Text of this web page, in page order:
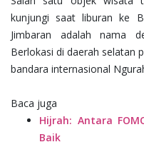
kunjungi saat liburan ke
Jimbaran adalah nama
Berlokasi di daerah selatan
bandara internasional
Baca juga
Hijrah: Antara
Baik